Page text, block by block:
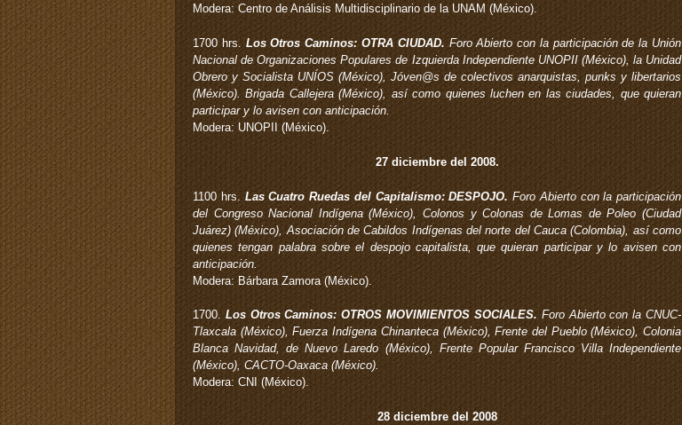
Modera: Centro de Análisis Multidisciplinario de la UNAM (México).
1700 hrs. Los Otros Caminos: OTRA CIUDAD. Foro Abierto con la participación de la Unión
Nacional de Organizaciones Populares de Izquierda Independiente UNOPII (México), la Unidad
Obrero y Socialista UNÍOS (México), Jóven@s de colectivos anarquistas, punks y libertarios
(México). Brigada Callejera (México), así como quienes luchen en las ciudades, que quieran
participar y lo avisen con anticipación.
Modera: UNOPII (México).
27 diciembre del 2008.
1100 hrs.Las Cuatro Ruedas del Capitalismo: DESPOJO. Foro Abierto con la participación
del Congreso Nacional Indígena (México), Colonos y Colonas de Lomas de Poleo (Ciudad
Juárez) (México), Asociación de Cabildos Indígenas del norte del Cauca (Colombia), así como
quienes tengan palabra sobre el despojo capitalista, que quieran participar y lo avisen con
anticipación.
Modera: Bárbara Zamora (México).
1700. Los Otros Caminos: OTROS MOVIMIENTOS SOCIALES. Foro Abierto con la CNUC-
Tlaxcala (México), Fuerza Indígena Chinanteca (México), Frente del Pueblo (México), Colonia
Blanca Navidad, de Nuevo Laredo (México), Frente Popular Francisco Villa Independiente
(México), CACTO-Oaxaca (México).
Modera: CNI (México).
28 diciembre del 2008